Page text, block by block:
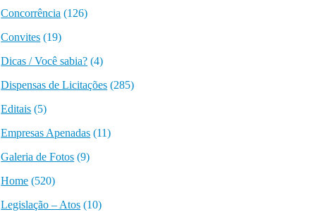
Concorrência (126)
Convites (19)
Dicas / Você sabia? (4)
Dispensas de Licitações (285)
Editais (5)
Empresas Apenadas (11)
Galeria de Fotos (9)
Home (520)
Legislação – Atos (10)